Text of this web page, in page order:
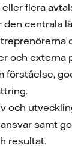
flera
den centrala
och externa
förståelse,
och
samt
resultat.